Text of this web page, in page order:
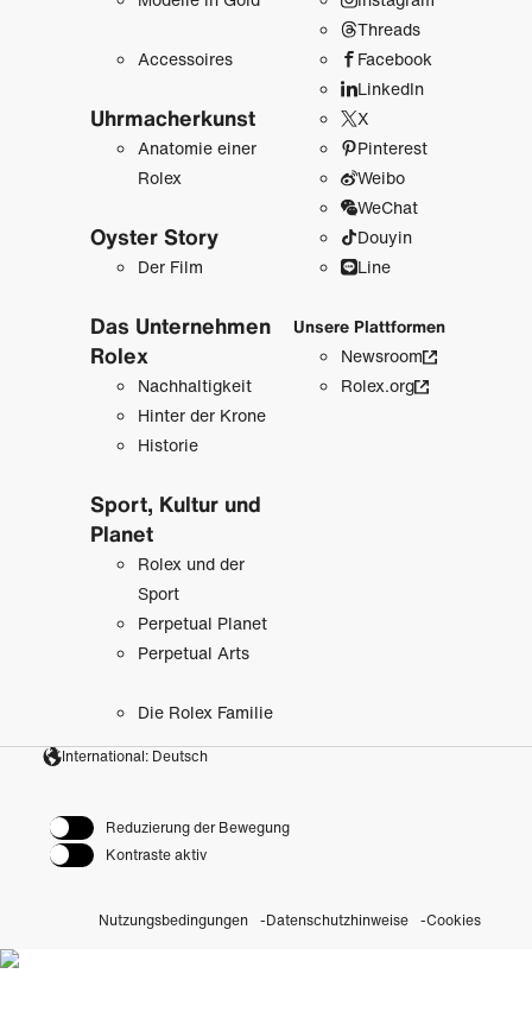
Accessoires
Uhrmacher­kunst
Anatomie einer
Rolex
Oyster Story
Der Film
Das Unternehmen
Rolex
Nachhaltigkeit
Hinter der Krone
Historie
Sport, Kultur und
Planet
Rolex und der
Sport
Perpetual Planet
Perpetual Arts
Die Rolex Familie
Threads
Facebook
LinkedIn
X
Pinterest
Weibo
WeChat
Douyin
Line
Unsere Plattformen
Newsroom
Rolex.org
International: Deutsch
Reduzierung der Bewegung
Kontraste aktiv
Nutzungsbedingungen Datenschutzhinweise Cookies